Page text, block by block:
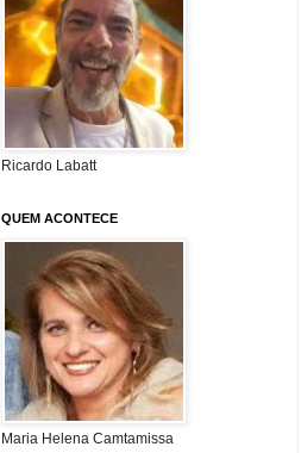
Ricardo Labatt
QUEM ACONTECE
Maria Helena Camtamissa